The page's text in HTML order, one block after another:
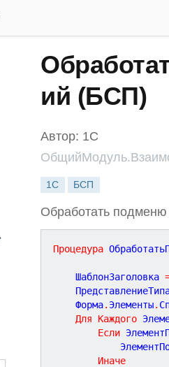
ий (БСП)
Автор: 1С
1С БСП
Обработать подменю
Процедура
	ШаблонЗаголовка
	Форма
. Элементы.
Для
Каждого
Если
Иначе